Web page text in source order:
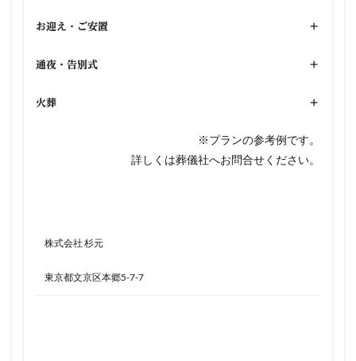
お迎え・ご安置 +
通夜・告別式 +
火葬 +
※プランの参考例です。
詳しくは葬儀社へお問合せください。
株式会社 杉元
東京都文京区本郷5-7-7